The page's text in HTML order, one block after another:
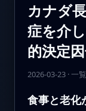
カナダ
症を介
的決定
2026-03-23· 一
食事と老化